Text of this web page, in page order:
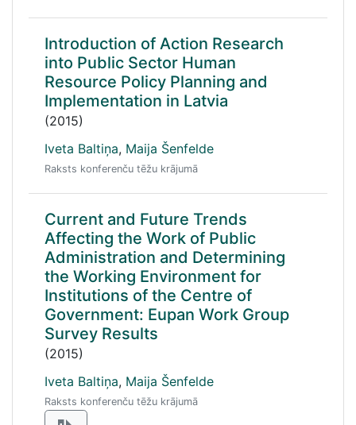
Introduction of Action Research
into Public Sector Human
Resource Policy Planning and
Implementation in Latvia
(2015)
Iveta Baltiņa, Maija Šenfelde
Raksts konferenču tēžu krājumā
Current and Future Trends
Affecting the Work of Public
Administration and Determining
the Working Environment for
Institutions of the Centre of
Government: Eupan Work Group
Survey Results
(2015)
Iveta Baltiņa, Maija Šenfelde
Raksts konferenču tēžu krājumā